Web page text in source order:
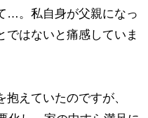
…。私自身が父親になっ
ではないと痛感していま
えていたのですが、